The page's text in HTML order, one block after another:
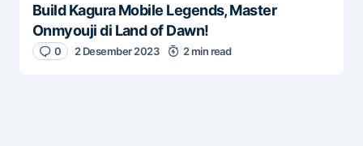
Build Kagura Mobile Legends, Master
Onmyouji di Land of Dawn!
0 2 Desember 2023 2 min read